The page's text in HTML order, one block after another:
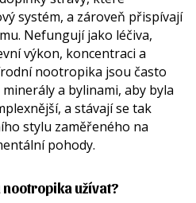
systém, a zároveň přispívají
Nefungují jako léčiva,
výkon, koncentraci a
nootropika jsou často
a bylinami, aby byla
a stávají se tak
stylu zaměřeného na
pohody.
nootropika užívat?